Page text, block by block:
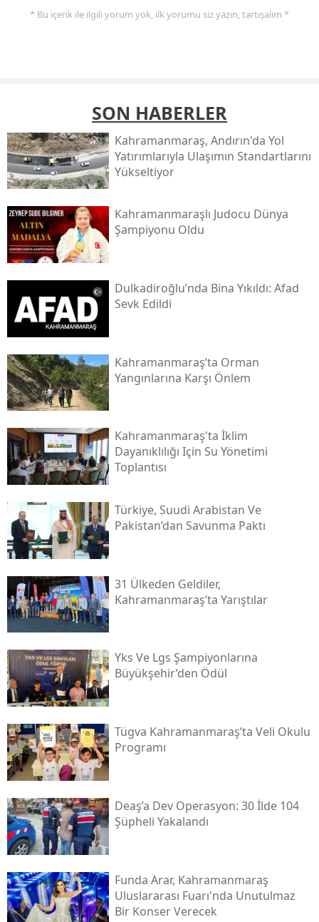
* Bu içerik ile ilgili yorum yok, ilk yorumu siz yazın, tartışalım *
SON HABERLER
Kahramanmaraş, Andırın'da Yol
Yatırımlarıyla Ulaşımın Standartlarını
Yükseltiyor
Kahramanmaraşlı Judocu Dünya
Şampiyonu Oldu
Dulkadiroğlu’nda Bina Yıkıldı: Afad
Sevk Edildi
Kahramanmaraş’ta Orman
Yangınlarına Karşı Önlem
Kahramanmaraş'ta İklim
Dayanıklılığı Için Su Yönetimi
Toplantısı
Türkiye, Suudi Arabistan Ve
Pakistan’dan Savunma Paktı
31 Ülkeden Geldiler,
Kahramanmaraş’ta Yarıştılar
Yks Ve Lgs Şampiyonlarına
Büyükşehir’den Ödül
Tügva Kahramanmaraş’ta Veli Okulu
Programı
Deaş’a Dev Operasyon: 30 İlde 104
Şüpheli Yakalandı
Funda Arar, Kahramanmaraş
Uluslararası Fuarı'nda Unutulmaz
Bir Konser Verecek